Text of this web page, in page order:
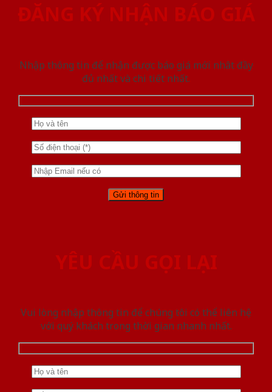
ĐĂNG KÝ NHẬN BÁO GIÁ
Nhập thông tin để nhận được báo giá mới nhât đầy
đủ nhất và chi tiết nhất.
YÊU CẦU GỌI LẠI
Vui lòng nhập thông tin để chúng tôi có thể liên hệ
với quý khách trong thời gian nhanh nhất.